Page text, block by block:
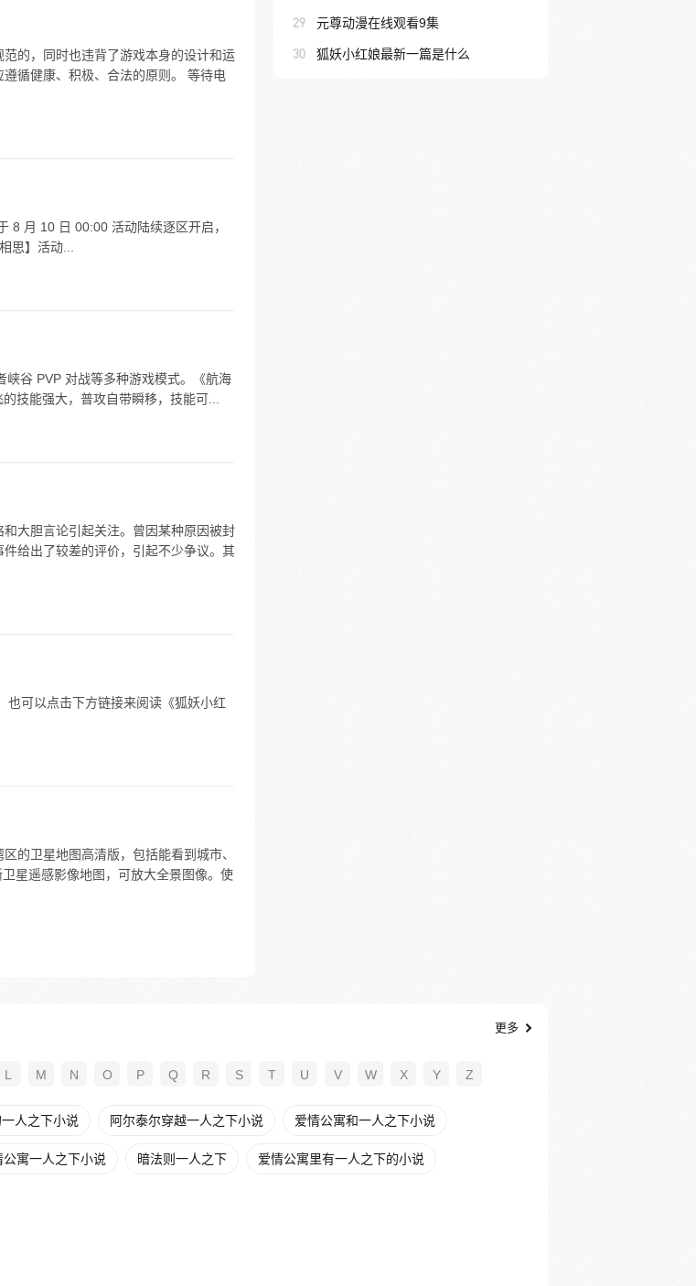
的，同时也违背了游戏本身的设计和运
循健康、积极、合法的原则。 等待电
8 月 10 日 00:00 活动陆续逐区开启，
思】活动...
峡谷 PVP 对战等多种游戏模式。《航海
技能强大，普攻自带瞬移，技能可...
大胆言论引起关注。曾因某种原因被封
给出了较差的评价，引起不少争议。其
也可以点击下方链接来阅读《狐妖小红
的卫星地图高清版，包括能看到城市、
星遥感影像地图，可放大全景图像。使
29 元尊动漫在线观看9集
30 狐妖小红娘最新一篇是什么
更多
L M N O P Q R S T U V W X Y Z
人之下小说 阿尔泰尔穿越一人之下小说 爱情公寓和一人之下小说
公寓一人之下小说 暗法则一人之下 爱情公寓里有一人之下的小说